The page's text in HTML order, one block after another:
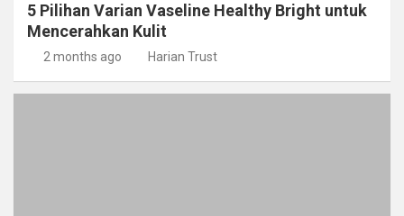
5 Pilihan Varian Vaseline Healthy Bright untuk
Mencerahkan Kulit
2 months ago Harian Trust